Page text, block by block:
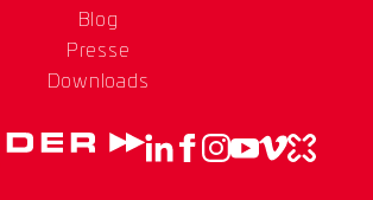
Blog
Presse
Downloads